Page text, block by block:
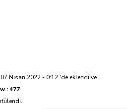
Nisan 2022 - 0:12 'de eklendi ve
:477